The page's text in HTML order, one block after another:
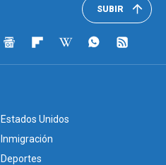
SUBIR
Estados Unidos
Inmigración
Deportes